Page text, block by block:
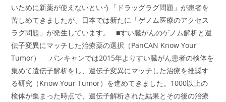
いために新薬が使えないという「ドラッグラグ問題」が患者を
苦しめてきましたが、日本では新たに「ゲノム医療のアクセス
ラグ問題」が発生しています。 ■すい臓がんのゲノム解析と遺
伝子変異にマッチした治療薬の選択（PanCAN Know Your
Tumor） パンキャンでは2015年よりすい臓がん患者の検体を
集めて遺伝子解析をし、遺伝子変異にマッチした治療を推奨す
る研究（Know Your Tumor）を進めてきました。1000以上の
検体が集まった時点で、遺伝子解析された結果とその後の治療